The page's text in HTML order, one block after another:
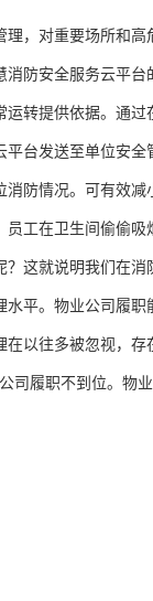
，对重要场所和高
防安全服务云平台
转提供依据。通过
台发送至单位安全
防情况。可有效减
工在卫生间偷偷吸
这就说明我们在消
平。物业公司履职
以往多被忽视，存
司履职不到位。物